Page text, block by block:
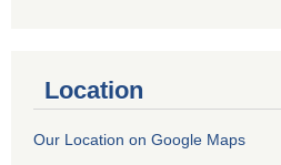
Location
Our Location on Google Maps